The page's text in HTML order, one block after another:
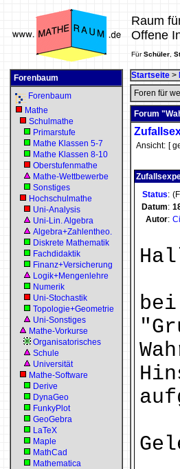
Raum
Offene
FürSchüler
Forenbaum
Forenbaum
Mathe
Schulmathe
Primarstufe
Mathe Klassen 5-7
Mathe Klassen 8-10
Oberstufenmathe
Mathe-Wettbewerbe
Sonstiges
Hochschulmathe
Uni-Analysis
Uni-Lin. Algebra
Algebra+Zahlentheo.
Diskrete Mathematik
Fachdidaktik
Finanz+Versicherung
Logik+Mengenlehre
Numerik
Uni-Stochastik
Topologie+Geometrie
Uni-Sonstiges
Mathe-Vorkurse
Organisatorisches
Schule
Universität
Mathe-Software
Derive
DynaGeo
FunkyPlot
GeoGebra
LaTeX
Maple
MathCad
Mathematica
Startseite >
Foren für
Forum
Ansicht: [
Status:
Datum:
Autor: